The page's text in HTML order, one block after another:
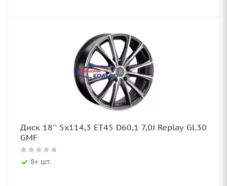
Диск 18'' 5x114,3 ET45 D60,1 7,0J Replay GL30
GMF
8+ шт.